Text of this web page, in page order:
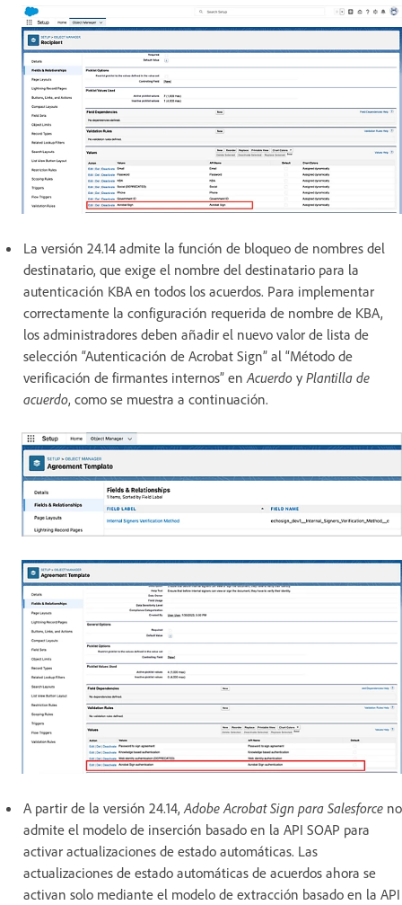
La versión 24.14 admite la función de bloqueo de nombres del
destinatario, que exige el nombre del destinatario para la
autenticación KBA en todos los acuerdos. Para implementar
correctamente la configuración requerida de nombre de KBA,
los administradores deben añadir el nuevo valor de lista de
selección “Autenticación de Acrobat Sign” al “Método de
verificación de firmantes internos” enAcuerdo y Plantilla de
acuerdo, como se muestra a continuación.
A partir de la versión 24.14,Adobe Acrobat Sign para Salesforce no
admite el modelo de inserción basado en la API SOAP para
activar actualizaciones de estado automáticas. Las
actualizaciones de estado automáticas de acuerdos ahora se
activan solo mediante el modelo de extracción basado en la API